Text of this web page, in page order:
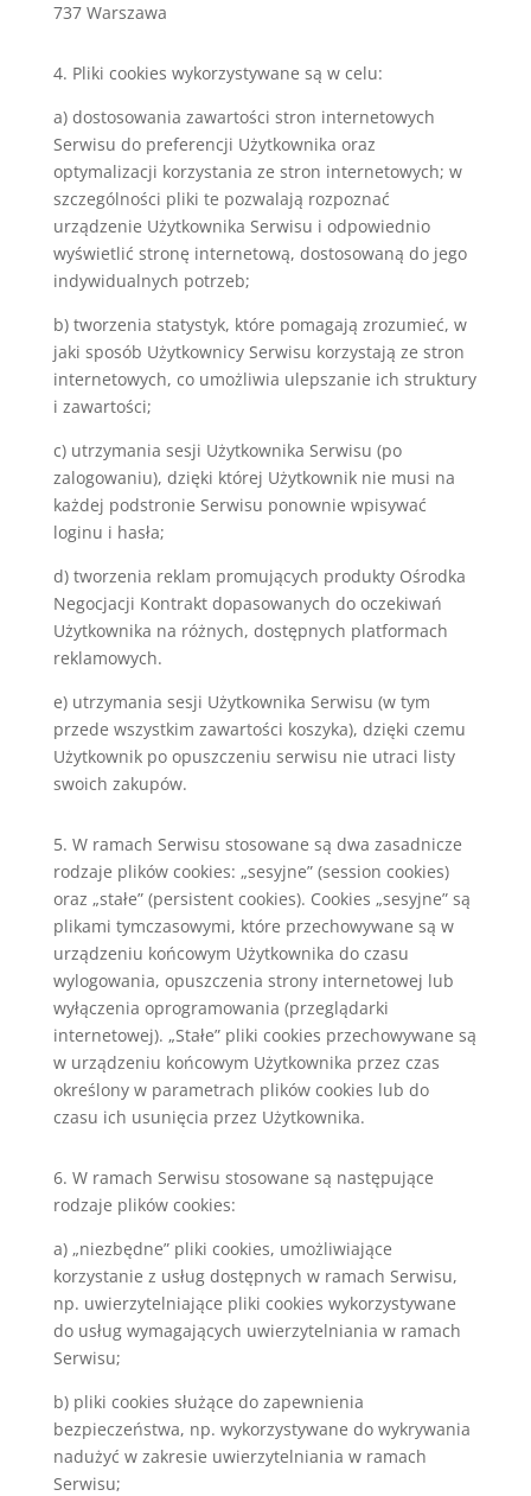
737 Warszawa
4. Pliki cookies wykorzystywane są w celu:
a) dostosowania zawartości stron internetowych
Serwisu do preferencji Użytkownika oraz
optymalizacji korzystania ze stron internetowych; w
szczególności pliki te pozwalają rozpoznać
urządzenie Użytkownika Serwisu i odpowiednio
wyświetlić stronę internetową, dostosowaną do jego
indywidualnych potrzeb;
b) tworzenia statystyk, które pomagają zrozumieć, w
jaki sposób Użytkownicy Serwisu korzystają ze stron
internetowych, co umożliwia ulepszanie ich struktury
i zawartości;
c) utrzymania sesji Użytkownika Serwisu (po
zalogowaniu), dzięki której Użytkownik nie musi na
każdej podstronie Serwisu ponownie wpisywać
loginu i hasła;
d) tworzenia reklam promujących produkty Ośrodka
Negocjacji Kontrakt dopasowanych do oczekiwań
Użytkownika na różnych, dostępnych platformach
reklamowych.
e) utrzymania sesji Użytkownika Serwisu (w tym
przede wszystkim zawartości koszyka), dzięki czemu
Użytkownik po opuszczeniu serwisu nie utraci listy
swoich zakupów.
5. W ramach Serwisu stosowane są dwa zasadnicze
rodzaje plików cookies: „sesyjne” (session cookies)
oraz „stałe” (persistent cookies). Cookies „sesyjne” są
plikami tymczasowymi, które przechowywane są w
urządzeniu końcowym Użytkownika do czasu
wylogowania, opuszczenia strony internetowej lub
wyłączenia oprogramowania (przeglądarki
internetowej). „Stałe” pliki cookies przechowywane są
w urządzeniu końcowym Użytkownika przez czas
określony w parametrach plików cookies lub do
czasu ich usunięcia przez Użytkownika.
6. W ramach Serwisu stosowane są następujące
rodzaje plików cookies:
a) „niezbędne” pliki cookies, umożliwiające
korzystanie z usług dostępnych w ramach Serwisu,
np. uwierzytelniające pliki cookies wykorzystywane
do usług wymagających uwierzytelniania w ramach
Serwisu;
b) pliki cookies służące do zapewnienia
bezpieczeństwa, np. wykorzystywane do wykrywania
nadużyć w zakresie uwierzytelniania w ramach
Serwisu;